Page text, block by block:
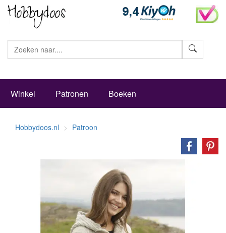
Winkel Patronen Boeken
Hobbydoos.nl Patroon